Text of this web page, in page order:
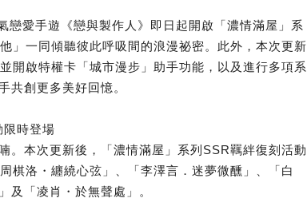
愛手遊《戀與製作人》即日起開啟「濃情滿屋」系
」一同傾聽彼此呼吸間的浪漫祕密。此外，本次更新
開啟特權卡「城市漫步」助手功能，以及進行多項系
共創更多美好回憶。
限時登場
。本次更新後，「濃情滿屋」系列SSR羈絆復刻活動
棋洛・纏繞心弦」、「李澤言．迷夢微醺」、「白
及「凌肖・於無聲處」。